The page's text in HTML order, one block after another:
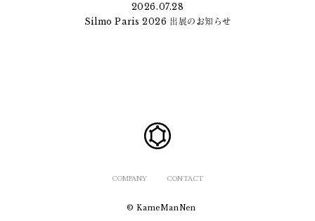
2026.07.28
Silmo Paris 2026 出展のお知らせ
COMPANY CONTACT
© KameManNen